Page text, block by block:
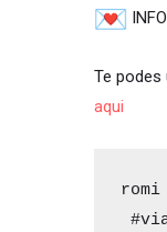
Te
aqui
#viajarjuntas